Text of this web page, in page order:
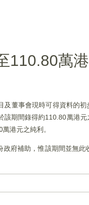
110.80萬
及董事會現時可得資料的
期間錄得約110.80萬港
港元之純利。
府補助，惟該期間並無此